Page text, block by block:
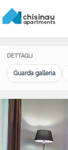
DETTAGLI
Guarda galleria